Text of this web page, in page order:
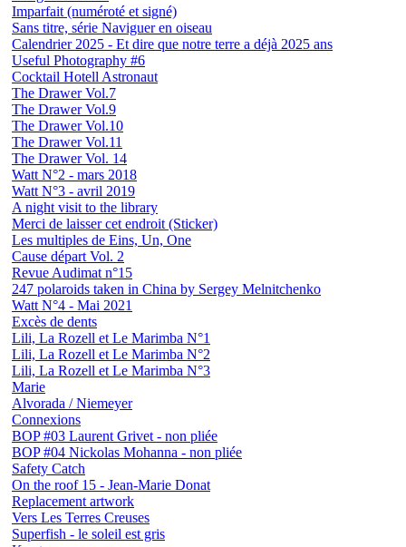
Imparfait (numéroté et signé)
Sans titre, série Naviguer en oiseau
Calendrier 2025 - Et dire que notre terre a déjà 2025 ans
Useful Photography #6
Cocktail Hotell Astronaut
The Drawer Vol.7
The Drawer Vol.9
The Drawer Vol.10
The Drawer Vol.11
The Drawer Vol. 14
Watt N°2 - mars 2018
Watt N°3 - avril 2019
A night visit to the library
Merci de laisser cet endroit (Sticker)
Les multiples de Eins, Un, One
Cause départ Vol. 2
Revue Audimat n°15
247 polaroids taken in China by Sergey Melnitchenko
Watt N°4 - Mai 2021
Excès de dents
Lili, La Rozell et Le Marimba N°1
Lili, La Rozell et Le Marimba N°2
Lili, La Rozell et Le Marimba N°3
Marie
Alvorada / Niemeyer
Connexions
BOP #03 Laurent Grivet - non pliée
BOP #04 Nickolas Mohanna - non pliée
Safety Catch
On the roof 15 - Jean-Marie Donat
Replacement artwork
Vers Les Terres Creuses
Superfish - le soleil est gris